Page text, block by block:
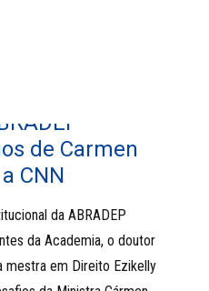
de Carmen
CNN
da ABRADEP
da Academia, o doutor
mestra em Direito Ezikelly